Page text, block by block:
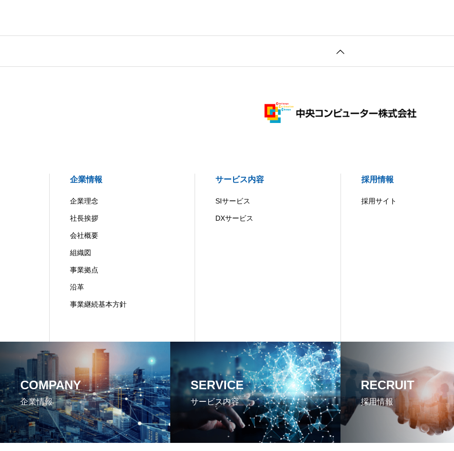
企業情報
企業理念
社長挨拶
会社概要
組織図
事業拠点
沿革
事業継続基本方針
サービス内容
SIサービス
DXサービス
採用情報
採用サイト
COMPANY
企業情報
SERVICE
サービス内容
RECRUIT
採用情報